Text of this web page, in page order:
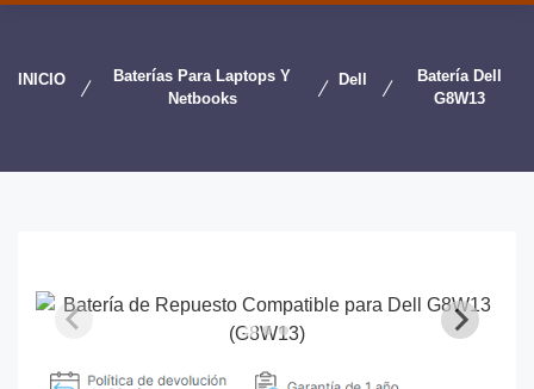
INICIO
Baterías Para Laptops Y
Netbooks
Dell
Batería Dell
G8W13